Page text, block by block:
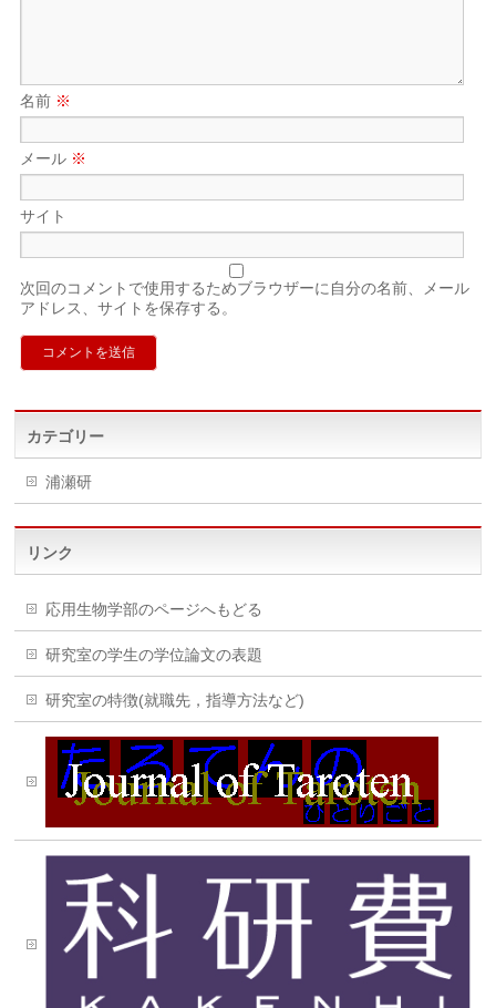
名前 ※
メール ※
サイト
次回のコメントで使用するためブラウザーに自分の名前、メール
アドレス、サイトを保存する。
カテゴリー
浦瀬研
リンク
応用生物学部のページへもどる
研究室の学生の学位論文の表題
研究室の特徴(就職先，指導方法など)